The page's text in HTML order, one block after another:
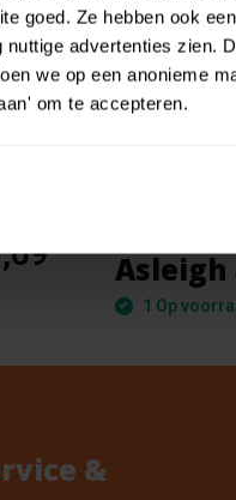
goed. Ze hebben ook
nuttige advertenties zien.
we op een anonieme
om te accepteren.
-
Asleigh
1 Op
&